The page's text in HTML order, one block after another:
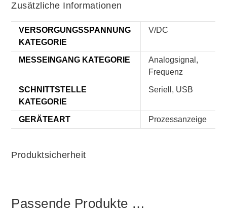
Zusätzliche Informationen
VERSORGUNGSSPANNUNG
KATEGORIE
V/DC
MESSEINGANG KATEGORIE
Analogsignal,
Frequenz
SCHNITTSTELLE
KATEGORIE
Seriell, USB
GERÄTEART Prozessanzeige
Produktsicherheit
Passende Produkte …